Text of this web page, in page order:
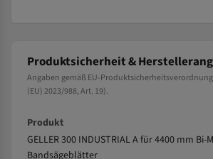
Produktsicherheit &
Angaben gemäß EU-Produktsicherheitsverordnung
(EU) 2023/988, Art. 19).
Produkt
GELLER 300 INDUSTRIAL A für 4400 mm Bi-
Bandsägeblätter